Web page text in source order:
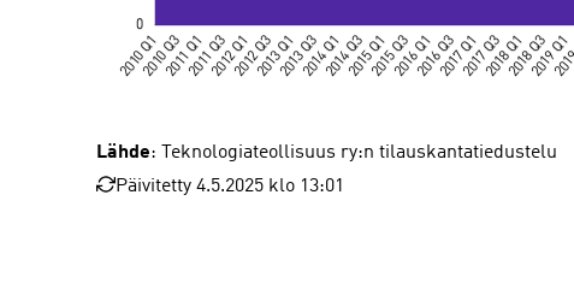
Lähde: Teknologiateollisuus ry:n tilauskantatiedustelu
Päivitetty 4.5.2025 klo 13:01